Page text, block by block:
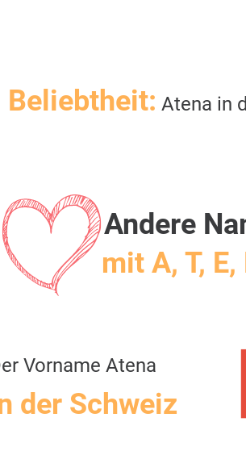
Beliebtheit: Atena in
Andere
mit A, T, E,
Vorname Atena
der Schweiz